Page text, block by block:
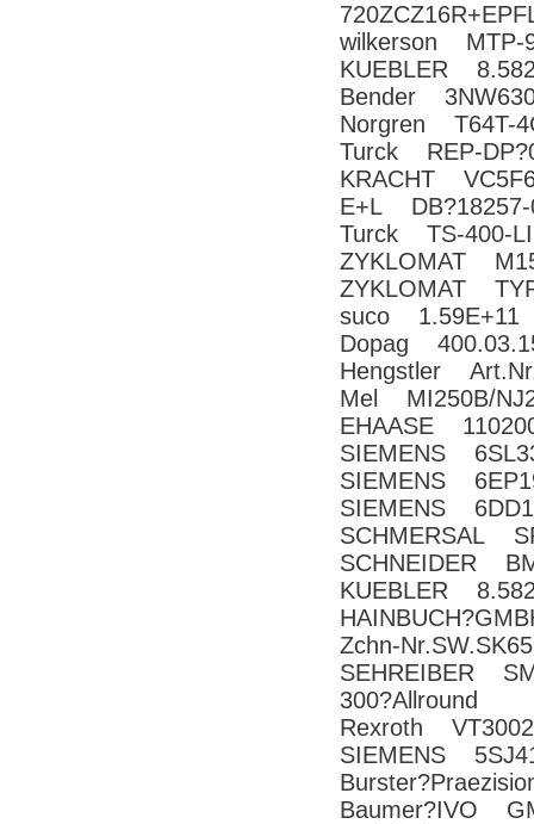
wilkerson MTP-
KUEBLER
Bender
Norgren T64T-
Turck REP-
KRACHT
E+L DB?18257-
Turck TS-400-
ZYKLOMAT
ZYKLOMAT
suco 1.59E+11
Dopag
Hengstler
Mel MI250B/
EHAASE
SIEMENS
SIEMENS
SIEMENS
SCHMERSAL
SCHNEIDER
KUEBLER
Zchn-
SEHREIBER
300?Allround
Rexroth
SIEMENS
Baumer?IVO